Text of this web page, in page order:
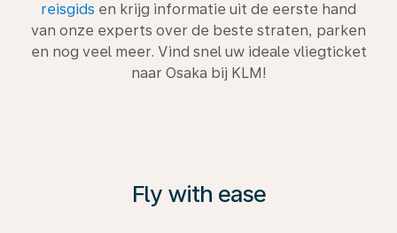
reisgids en krijg informatie uit de eerste hand
van onze experts over de beste straten, parken
en nog veel meer. Vind snel uw ideale vliegticket
naar Osaka bij KLM!
Fly with ease